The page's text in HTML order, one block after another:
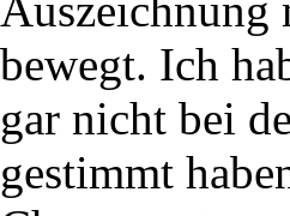
bewegt. Ich
gar nicht bei
gestimmt